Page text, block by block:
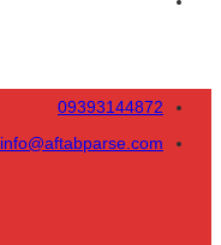
09393144872
info@aftabparse.com